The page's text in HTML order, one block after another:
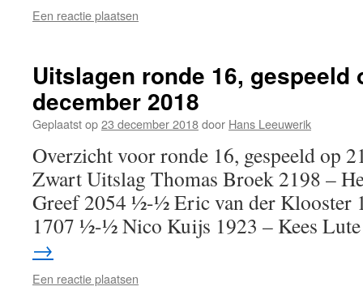
Een reactie plaatsen
Uitslagen ronde 16, gespeeld
december 2018
Geplaatst op23 december 2018door Hans Leeuwerik
Overzicht voor ronde 16, gespeeld op
Zwart Uitslag Thomas Broek 2198 –
Greef 2054 ½-½ Eric van der Klooster
1707 ½-½ Nico Kuijs 1923 – Kees
→
Een reactie plaatsen